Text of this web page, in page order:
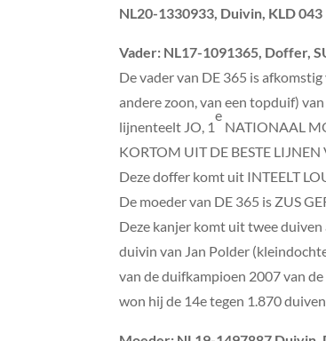
NL20-1330933, Duivin, KLD 043
Vader: NL17-1091365, Doffer,
De vader van DE 365 is
andere zoon, van een topduif)
lijnenteelt JO, 1
e
NATIONAAL
KORTOM UIT DE BESTE
Deze doffer komt uit INTEELT
De moeder van DE 365 is ZUS
Deze kanjer komt uit twee
duivin van Jan Polder
van de duifkampioen 2007 van
won hij de 14e tegen 1.870